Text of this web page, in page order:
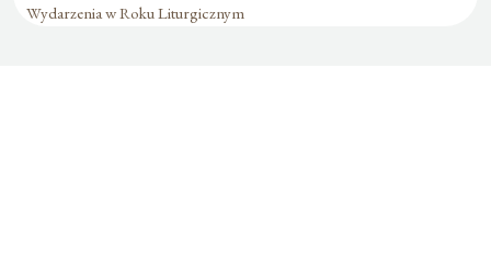
Wydarzenia w Roku Liturgicznym